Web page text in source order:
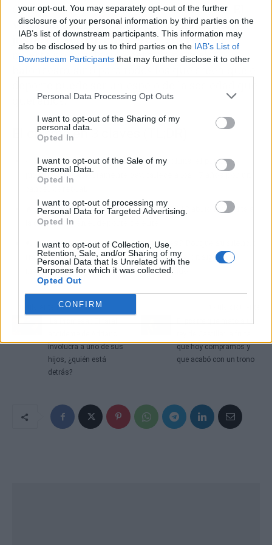
your opt-out. You may separately opt-out of the further
disclosure of your personal information by third parties on the
IAB’s list of downstream participants. This information may
also be disclosed by us to third parties on the IAB’s List of
Downstream Participants that may further disclose it to other
Personal Data Processing Opt Outs
I want to opt-out of the Sharing of my
personal data.
Opted In
I want to opt-out of the Sale of my
Personal Data.
Opted In
I want to opt-out of processing my
Personal Data for Targeted Advertising.
Opted In
I want to opt-out of Collection, Use,
Retention, Sale, and/or Sharing of my
Personal Data that Is Unrelated with the
Purposes for which it was collected.
Opted Out
CONFIRM
Cavallo en el fútbol han seguido su estela.
valor de Collins fue elegir el momento
justo: en activo, en la élite, sin red. Su
muerte no es solo una pérdida para el
queremos.
El chisme en 3 claves (TL;DR)
¿De qué va exactamente?Jason Collins, el primer
jugador NBA abiertamente gay, fallece a los 47 años por un
¿Por qué importa?Su anuncio en 2013 abrió la puerta a
la diversidad en el deporte de élite.
¿Por qué está en todos los móviles?
tras aquel gesto y su legado de normalización siguen
inspirando a deportistas de todo el mundo.
Artículo anterior
involucra a uno de sus
hijos, ¿quién está
detrás?
que hoy compramos y
que acabó con un trono